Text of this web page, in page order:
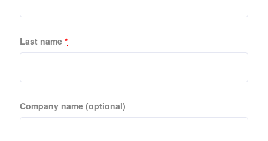
Last name *
Company name (optional)